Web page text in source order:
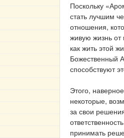
Поскольку
стать лучшим
отношения,
живую жизнь
как жить этой
Божественный
способствуют
Этого,
некоторые,
за свои
принимать